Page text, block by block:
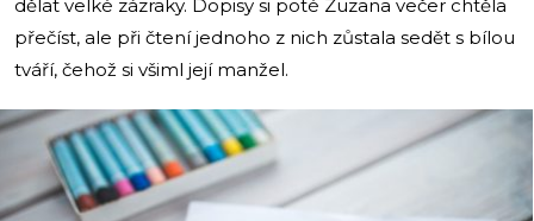
dělat velké zázraky. Dopisy si poté Zuzana večer chtěla
přečíst, ale při čtení jednoho z nich zůstala sedět s bílou
tváří, čehož si všiml její manžel.